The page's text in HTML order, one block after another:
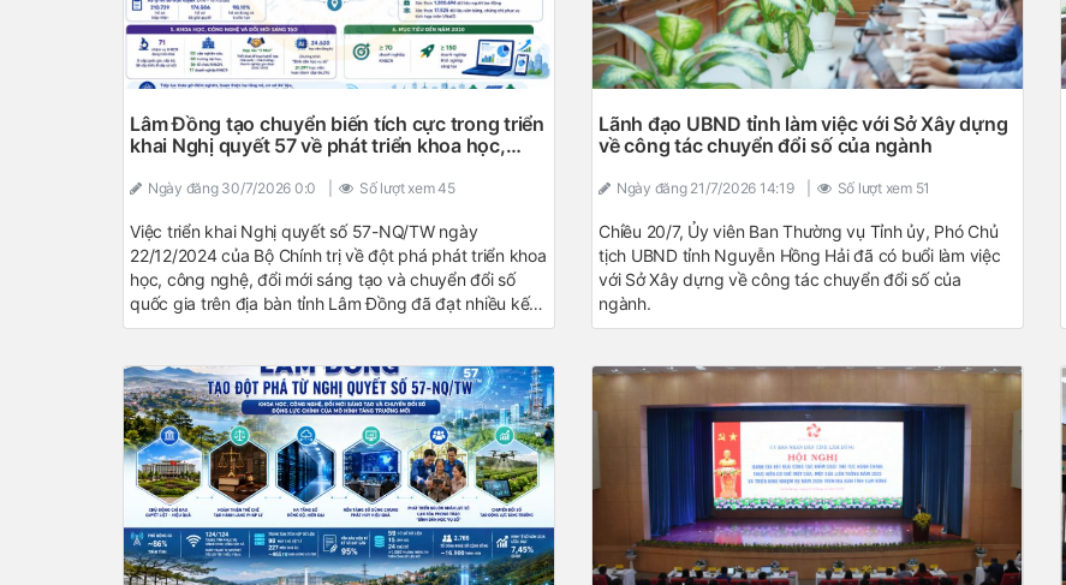
Lâm Đồng tạo chuyển biến tích cực trong triển
khai Nghị quyết 57 về phát triển khoa học,
Ngày đăng 30/7/2026 0:0 | Số lượt xem45
Việc triển khai Nghị quyết số 57-NQ/TW ngày
22/12/2024 của Bộ Chính trị về đột phá phát triển khoa
học, công nghệ, đổi mới sáng tạo và chuyển đổi số
quốc gia trên địa bàn tỉnh Lâm Đồng đã đạt nhiều kết
quả tích cực trên các lĩnh vực. Công tác lãnh đạo, chỉ
chuyển đổi số, phát triển khoa học, công nghệ, đổi mới
sáng tạo được đẩy mạnh; hạ tầng số tiếp tục được
đầu tư; dữ liệu số từng bước được hoàn thiện, góp
phần nâng cao hiệu quả quản lý nhà nước, phục vụ
người dân và doanh nghiệp, đồng thời tạo nền tảng
thúc đẩy phát triển kinh tế - xã hội của tỉnh trong giai
đoạn mới.
Lãnh đạo UBND tỉnh làm việc với Sở Xây dựng
về công tác chuyển đổi số của ngành
Ngày đăng 21/7/2026 14:19 Số lượt xem 51
Chiều 20/7, Ủy viên Ban Thường vụ Tỉnh ủy, Phó Chủ
tịch UBND tỉnh Nguyễn Hồng Hải đã có buổi làm việc
với Sở Xây dựng về công tác chuyển đổi số của
ngành.